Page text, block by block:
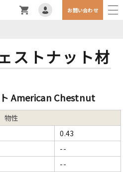
お問い合わせ
ストナット材
American Chestnut
物性
0.43
--
--